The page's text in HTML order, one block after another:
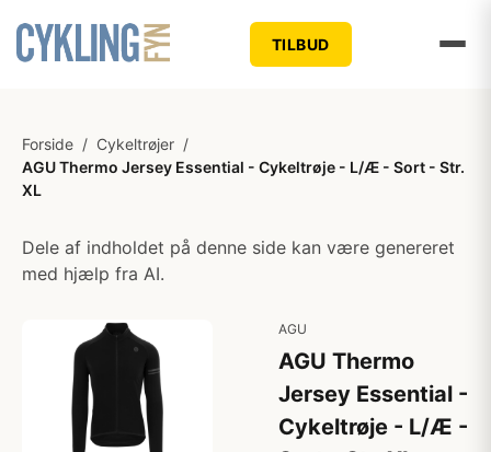
TILBUD
Forside / Cykeltrøjer /
AGU Thermo Jersey Essential - Cykeltrøje - L/Æ - Sort - Str.
XL
Dele af indholdet på denne side kan være genereret
med hjælp fra AI.
AGU
AGU Thermo
Jersey Essential -
Cykeltrøje - L/Æ -